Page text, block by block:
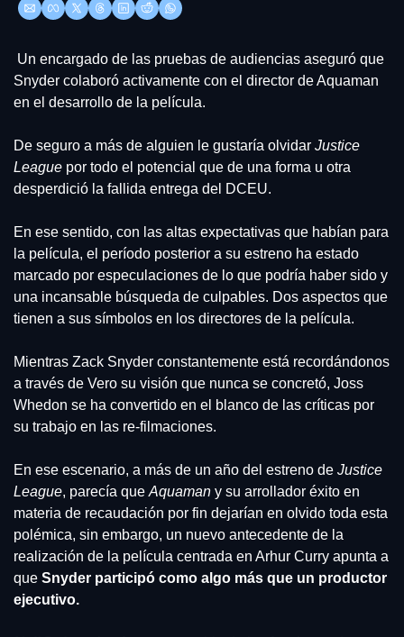
Snyder colaboró activamente con el director de Aquaman
en el desarrollo de la película.
De seguro a más de alguien le gustaría olvidar Justice
League por todo el potencial que de una forma u otra
desperdició la fallida entrega del DCEU.
En ese sentido, con las altas expectativas que habían para
la película, el período posterior a su estreno ha estado
marcado por especulaciones de lo que podría haber sido y
una incansable búsqueda de culpables. Dos aspectos que
tienen a sus símbolos en los directores de la película.
Mientras Zack Snyder constantemente está recordándonos
a través de Vero su visión que nunca se concretó, Joss
Whedon se ha convertido en el blanco de las críticas por
su trabajo en las re-filmaciones.
En ese escenario, a más de un año del estreno de Justice
League, parecía que Aquaman y su arrollador éxito en
materia de recaudación por fin dejarían en olvido toda esta
polémica, sin embargo, un nuevo antecedente de la
realización de la película centrada en Arhur Curry apunta a
que Snyder participó como algo más que un productor
ejecutivo.